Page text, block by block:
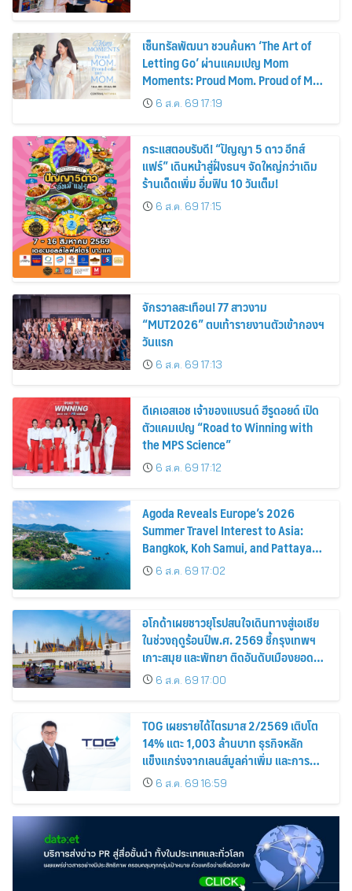
เซ็นทรัลพัฒนา ชวนค้นหา ‘The Art of
Letting Go’ ผ่านแคมเปญ Mom
Moments: Proud Mom. Proud of My
Mom.6 ส.ค. 69 17:19
กระแสตอบรับดี! “ปัญญา 5 ดาว อีทส์
แฟร์” เดินหน้าสู่ฝั่งธนฯ จัดใหญ่กว่าเดิม
ร้านเด็ดเพิ่ม อิ่มฟิน 10 วันเต็ม!
6 ส.ค. 69 17:15
จักรวาลสะเทือน! 77 สาวงาม
“MUT2026” ตบเท้ารายงานตัวเข้ากองฯ
วันแรก
6 ส.ค. 69 17:13
ดีเคเอสเอช เจ้าของแบรนด์ ฮีรูดอยด์ เปิด
ตัวแคมเปญ “Road to Winning with
the MPS Science”
6 ส.ค. 69 17:12
Agoda Reveals Europe’s 2026
Summer Travel Interest to Asia:
Bangkok, Koh Samui, and Pattaya
Among the Top Cities
6 ส.ค. 69 17:02
อโกด้าเผยชาวยุโรปสนใจเดินทางสู่เอเชีย
ในช่วงฤดูร้อนปีพ.ศ. 2569 ชี้กรุงเทพฯ
เกาะสมุย และพัทยา ติดอันดับเมืองยอด
นิยม6 ส.ค. 69 17:00
TOG เผยรายได้ไตรมาส 2/2569 เติบโต
14% แตะ 1,003 ล้านบาท ธุรกิจหลัก
แข็งแกร่งจากเลนส์มูลค่าเพิ่ม และการ
ขยายตลาดต่างประเทศ พร้อมเดินหน้า
ลงทุนเพื่อการเติบโตระยะยาว
6 ส.ค. 69 16:59